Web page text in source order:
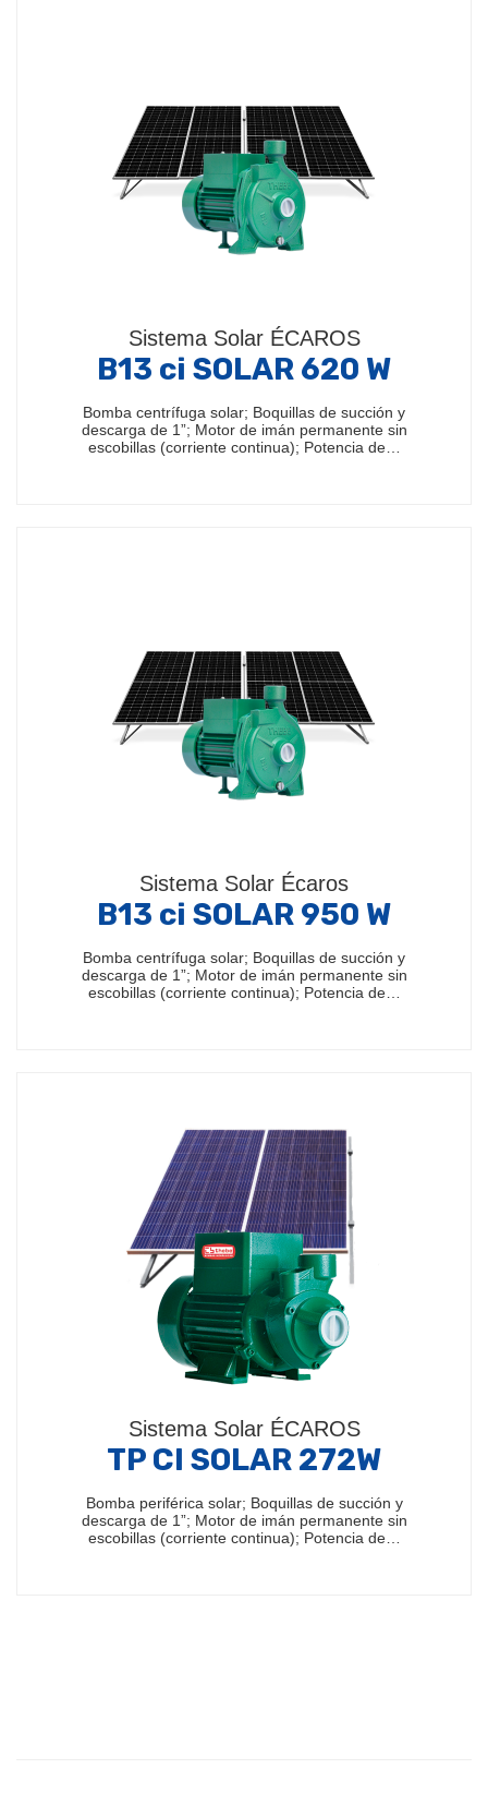
Sistema Solar ÉCAROS
B13 ci SOLAR 620 W
Bomba centrífuga solar; Boquillas de succión y
descarga de 1”; Motor de imán permanente sin
escobillas (corriente continua); Potencia de…
Sistema Solar Écaros
B13 ci SOLAR 950 W
Bomba centrífuga solar; Boquillas de succión y
descarga de 1”; Motor de imán permanente sin
escobillas (corriente continua); Potencia de…
Sistema Solar ÉCAROS
TP CI SOLAR 272W
Bomba periférica solar; Boquillas de succión y
descarga de 1”; Motor de imán permanente sin
escobillas (corriente continua); Potencia de…